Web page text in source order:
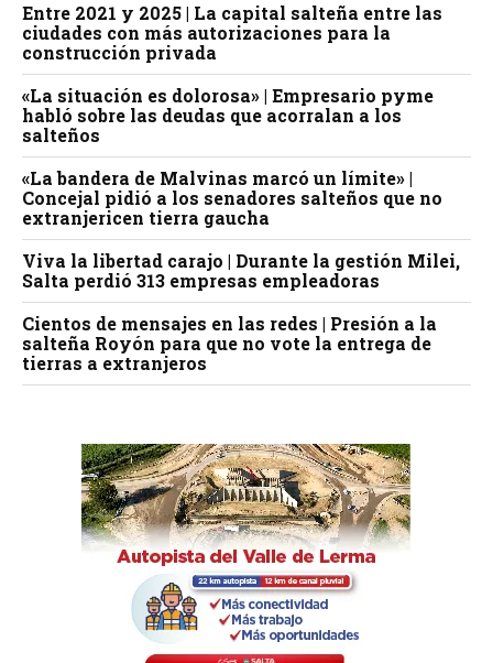
Entre 2021 y 2025 | La capital salteña entre las
ciudades con más autorizaciones para la
construcción privada
«La situación es dolorosa» | Empresario pyme
habló sobre las deudas que acorralan a los
salteños
«La bandera de Malvinas marcó un límite» |
Concejal pidió a los senadores salteños que no
extranjericen tierra gaucha
Viva la libertad carajo | Durante la gestión Milei,
Salta perdió 313 empresas empleadoras
Cientos de mensajes en las redes | Presión a la
salteña Royón para que no vote la entrega de
tierras a extranjeros